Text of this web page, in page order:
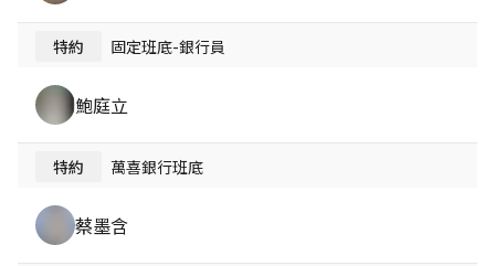
特約 固定班底-銀行員
鮑庭立
特約 萬喜銀行班底
蔡墨含